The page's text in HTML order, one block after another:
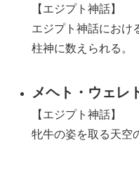
【エジプト神話】
エジプト神話におけ
柱神に数えられる。
メヘト・ウェレ
【エジプト神話】
牝牛の姿を取る天空